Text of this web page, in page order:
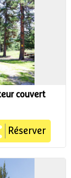
couvert
Réserver